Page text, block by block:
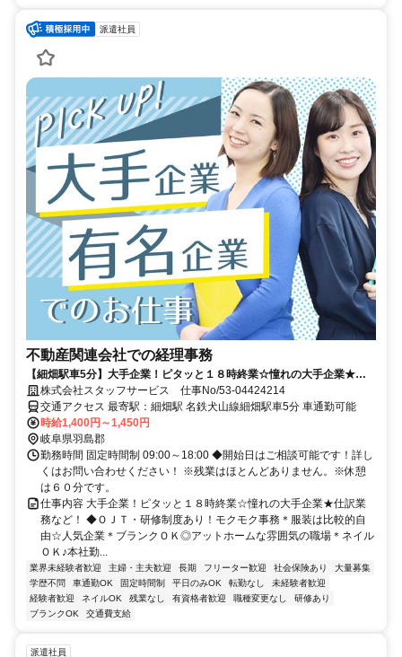
派遣社員
不動産関連会社での経理事務
【細畑駅車5分】大手企業！ピタッと１８時終業☆憧れの大手企業★仕
訳業務など！
株式会社スタッフサービス 仕事No/53-04424214
交通アクセス 最寄駅：細畑駅 名鉄犬山線細畑駅車5分 車通勤可能
時給1,400円～1,450円
岐阜県羽島郡
勤務時間 固定時間制 09:00～18:00 ◆開始日はご相談可能です！詳し
くはお問い合わせください！ ※残業はほとんどありません。※休憩
は６０分です。
仕事内容 大手企業！ピタッと１８時終業☆憧れの大手企業★仕訳業
務など！ ◆ＯＪＴ・研修制度あり！モクモク事務＊服装は比較的自
由☆人気企業＊ブランクＯＫ◎アットホームな雰囲気の職場＊ネイル
ＯＫ♪本社勤...
業界未経験者歓迎 主婦・主夫歓迎 長期 フリーター歓迎 社会保険あり
大量募集
学歴不問
車通勤OK 固定時間制 平日のみOK 転勤なし
未経験者歓迎
経験者歓迎
ネイルOK 残業なし 有資格者歓迎 職種変更なし
研修あり
ブランクOK
交通費支給
派遣社員